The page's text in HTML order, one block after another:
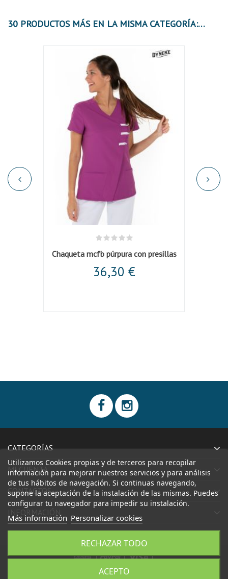
30 PRODUCTOS MÁS EN LA MISMA CATEGORÍA:
Chaqueta mcfb púrpura con presillas
36,30 €
CATEGORÍAS
MI CUENTA
CONTACTOS
Utilizamos Cookies propias y de terceros para recopilar
información para mejorar nuestros servicios y para análisis
de tus hábitos de navegación. Si continuas navegando,
supone la aceptación de la instalación de las mismas. Puedes
configurar tu navegador para impedir su instalación.
Más información Personalizar cookies
RECHAZAR TODO
ACEPTO
CONFECCIONES AIDA, S.L.Todos los derechos reservados.
| | |